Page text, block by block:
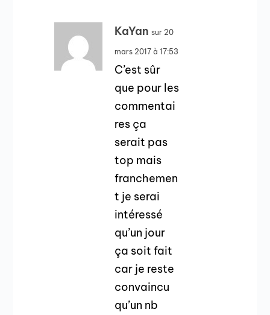
KaYan sur 20
mars 2017 à 17:53
C’est sûr
que pour les
commentai
res ça
serait pas
top mais
franchemen
t je serai
intéressé
qu’un jour
ça soit fait
car je reste
convaincu
qu’un nb